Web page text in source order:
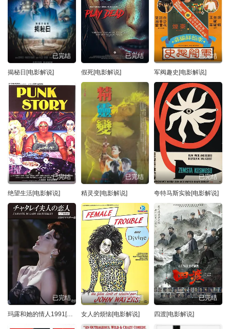
已完结
揭秘日[电影解说]
已完结
假死[电影解说]
已完结
军阀趣史[电影解说]
已完结
绝望生活[电影解说]
已完结
精灵变[电影解说]
已完结
夸特马斯实验[电影解说]
已完结
玛露和她的情人1991[电影解说]
已完结
女人的烦恼[电影解说]
已完结
四渡[电影解说]